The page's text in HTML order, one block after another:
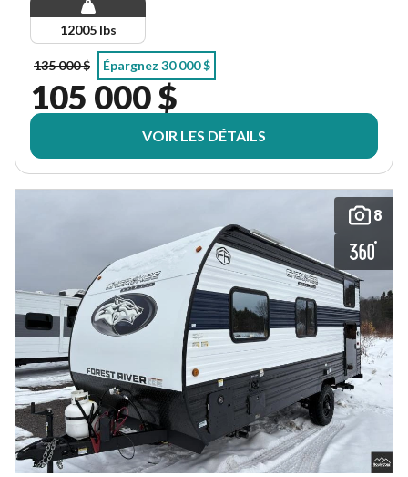
12005 lbs
135 000 $ Épargnez 30 000 $
105 000 $
VOIR LES DÉTAILS
8